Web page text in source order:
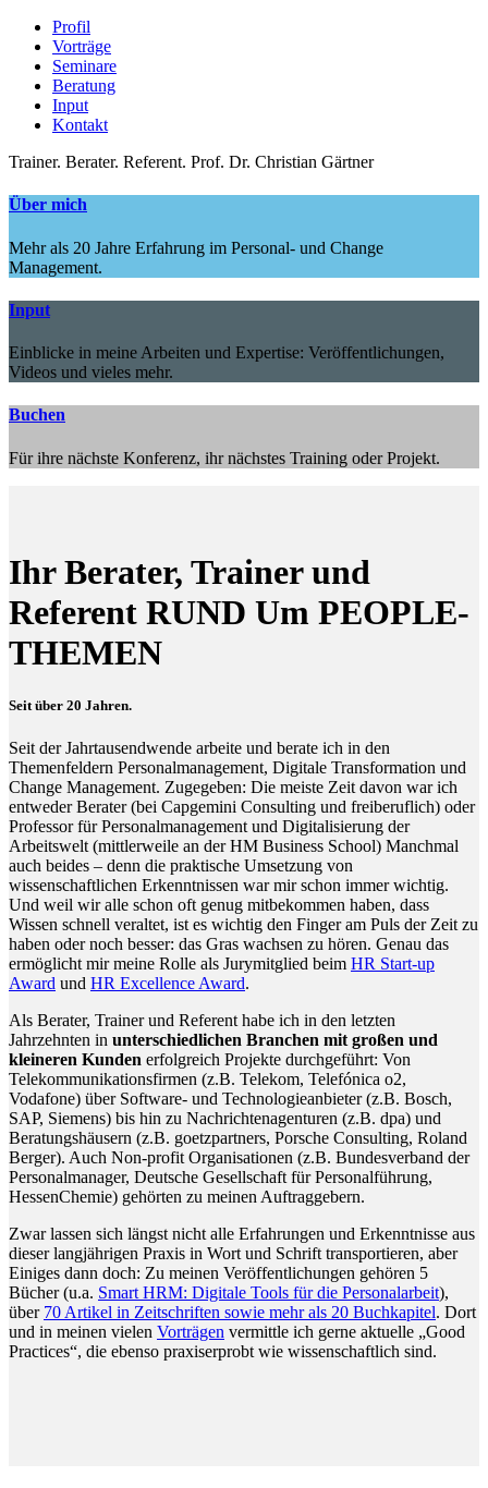
Profil
Vorträge
Seminare
Beratung
Input
Kontakt
Trainer. Berater. Referent. Prof. Dr. Christian Gärtner
Über mich
Mehr als 20 Jahre Erfahrung im Personal- und Change
Management.
Input
Einblicke in meine Arbeiten und Expertise: Veröffentlichungen,
Videos und vieles mehr.
Buchen
Für ihre nächste Konferenz, ihr nächstes Training oder Projekt.
Ihr Berater, Trainer und
Referent RUND Um PEOPLE-
THEMEN
Seit über 20 Jahren.
Seit der Jahrtausendwende arbeite und berate ich in den
Themenfeldern Personalmanagement, Digitale Transformation und
Change Management. Zugegeben: Die meiste Zeit davon war ich
entweder Berater (bei Capgemini Consulting und freiberuflich) oder
Professor für Personalmanagement und Digitalisierung der
Arbeitswelt (mittlerweile an der HM Business School) Manchmal
auch beides – denn die praktische Umsetzung von
wissenschaftlichen Erkenntnissen war mir schon immer wichtig.
Und weil wir alle schon oft genug mitbekommen haben, dass
Wissen schnell veraltet, ist es wichtig den Finger am Puls der Zeit zu
haben oder noch besser: das Gras wachsen zu hören. Genau das
ermöglicht mir meine Rolle als Jurymitglied beim HR Start-up
Award und HR Excellence Award.
Als Berater, Trainer und Referent habe ich in den letzten
Jahrzehnten in unterschiedlichen Branchen mit großen und
kleineren Kunden erfolgreich Projekte durchgeführt: Von
Telekommunikationsfirmen (z.B. Telekom, Telefónica o2,
Vodafone) über Software- und Technologieanbieter (z.B. Bosch,
SAP, Siemens) bis hin zu Nachrichtenagenturen (z.B. dpa) und
Beratungshäusern (z.B. goetzpartners, Porsche Consulting, Roland
Berger). Auch Non-profit Organisationen (z.B. Bundesverband der
Personalmanager, Deutsche Gesellschaft für Personalführung,
HessenChemie) gehörten zu meinen Auftraggebern.
Zwar lassen sich längst nicht alle Erfahrungen und Erkenntnisse aus
dieser langjährigen Praxis in Wort und Schrift transportieren, aber
Einiges dann doch: Zu meinen Veröffentlichungen gehören 5
Bücher (u.a. Smart HRM: Digitale Tools für die Personalarbeit),
über 70 Artikel in Zeitschriften sowie mehr als 20 Buchkapitel. Dort
und in meinen vielen Vorträgen vermittle ich gerne aktuelle „Good
Practices“, die ebenso praxiserprobt wie wissenschaftlich sind.